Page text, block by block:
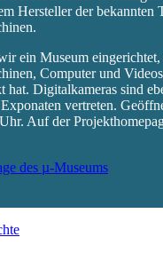
Hersteller der bekannten
ein Museum eingerichtet,
Computer und
hat. Digitalkameras sind
vertreten.
Auf der
des µ-Museums